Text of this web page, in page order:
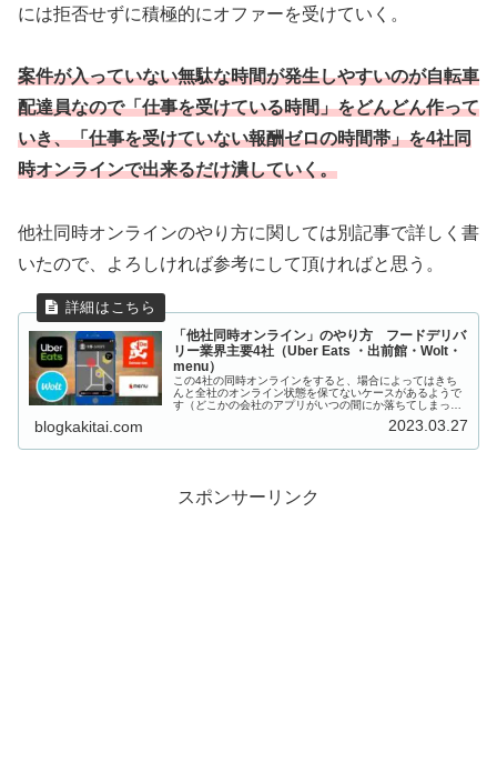
には拒否せずに積極的にオファーを受けていく。
案件が入っていない無駄な時間が発生しやすいのが自転車
配達員なので「仕事を受けている時間」をどんどん作って
いき、「仕事を受けていない報酬ゼロの時間帯」を4社同
時オンラインで出来るだけ潰していく。
他社同時オンラインのやり方に関しては別記事で詳しく書
いたので、よろしければ参考にして頂ければと思う。
「他社同時オンライン」のやり方 フードデリバ
リー業界主要4社（Uber Eats ・出前館・Wolt・
menu）
この4社の同時オンラインをすると、場合によってはきち
んと全社のオンライン状態を保てないケースがあるようで
す（どこかの会社のアプリがいつの間にか落ちてしまって
blogkakitai.com 2023.03.27
スポンサーリンク